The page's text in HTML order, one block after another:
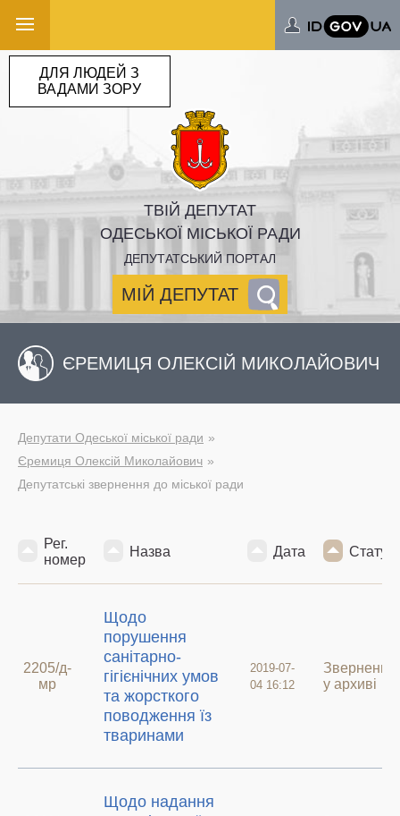
ТВІЙ ДЕПУТАТ
ОДЕСЬКОЇ МІСЬКОЇ РАДИ
ДЕПУТАТСЬКИЙ ПОРТАЛ
МІЙ ДЕПУТАТ
ДЛЯ ЛЮДЕЙ З
ВАДАМИ ЗОРУ
ЄРЕМИЦЯ ОЛЕКСІЙ МИКОЛАЙОВИЧ
Депутати Одеської міської ради
Єремиця Олексій Миколайович
Депутатські звернення до міської ради
Рег.
номер
Назва Дата Статус
2205/д-
мр
Щодо
порушення
санітарно-
гігієнічних умов
та жорсткого
поводження їз
тваринами
2019-07-
04 16:12
Звернення
у архиві
Щодо надання